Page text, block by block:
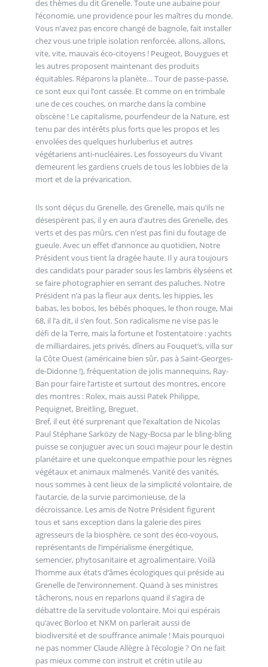
des thèmes du dit Grenelle. Toute une aubaine pour
l’économie, une providence pour les maîtres du monde.
Vous n’avez pas encore changé de bagnole, fait installer
chez vous une triple isolation renforcée, allons, allons,
vite, vite, mauvais éco-citoyens ! Peugeot, Bouygues et
les autres proposent maintenant des produits
équitables. Réparons la planète… Tour de passe-passe,
ce sont eux qui l’ont cassée. Et comme on en trimbale
une de ces couches, on marche dans la combine
obscène ! Le capitalisme, pourfendeur de la Nature, est
tenu par des intérêts plus forts que les propos et les
envolées des quelques hurluberlus et autres
végétariens anti-nucléaires. Les fossoyeurs du Vivant
demeurent les gardiens cruels de tous les lobbies de la
mort et de la prévarication.
Ils sont déçus du Grenelle, des Grenelle, mais qu’ils ne
désespèrent pas, il y en aura d’autres des Grenelle, des
verts et des pas mûrs, c’en n’est pas fini du foutage de
gueule. Avec un effet d’annonce au quotidien, Notre
Président vous tient la dragée haute. Il y aura toujours
des candidats pour parader sous les lambris élyséens et
se faire photographier en serrant des paluches. Notre
Président n’a pas la fleur aux dents, les hippies, les
babas, les bobos, les bébés phoques, le thon rouge, Mai
68, il l’a dit, il s’en fout. Son radicalisme ne vise pas le
défi de la Terre, mais la fortune et l’ostentatoire : yachts
de milliardaires, jets privés, dîners au Fouquet’s, villa sur
la Côte Ouest (américaine bien sûr, pas à Saint-Georges-
de-Didonne !), fréquentation de jolis mannequins, Ray-
Ban pour faire l’artiste et surtout des montres, encore
des montres : Rolex, mais aussi Patek Philippe,
Pequignet, Breitling, Breguet.
Bref, il eut été surprenant que l’exaltation de Nicolas
Paul Stéphane Sarközy de Nagy-Bocsa par le bling-bling
puisse se conjuguer avec un souci majeur pour le destin
planétaire et une quelconque empathie pour les règnes
végétaux et animaux malmenés. Vanité des vanités,
nous sommes à cent lieux de la simplicité volontaire, de
l’autarcie, de la survie parcimonieuse, de la
décroissance. Les amis de Notre Président figurent
tous et sans exception dans la galerie des pires
agresseurs de la biosphère, ce sont des éco-voyous,
représentants de l’impérialisme énergétique,
semencier, phytosanitaire et agroalimentaire. Voilà
l’homme aux états d’âmes écologiques qui préside au
Grenelle de l’environnement. Quand à ses ministres
tâcherons, nous en reparlons quand il s’agira de
débattre de la servitude volontaire. Moi qui espérais
qu’avec Borloo et NKM on parlerait aussi de
biodiversité et de souffrance animale ! Mais pourquoi
ne pas nommer Claude Allègre à l’écologie ? On ne fait
pas mieux comme con instruit et crétin utile au